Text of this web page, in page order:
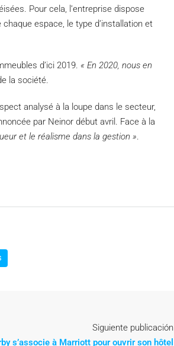
Pour cela, l’entreprise dispose
espace, le type d’installation et
d’ici 2019. « En 2020, nous en
la société.
analysé à la loupe dans le secteur,
par Neinor début avril. Face à la
et le réalisme dans la gestion »
Siguiente publicación
s’associe à Marriott pour ouvrir son hôtel